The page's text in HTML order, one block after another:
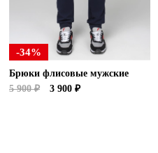
-34%
Брюки флисовые мужские
5 900 ₽
3 900 ₽